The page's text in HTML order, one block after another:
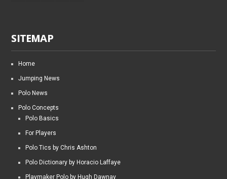
SITEMAP
Home
Jumping News
Polo News
Polo Concepts
Polo Basics
For Players
Polo Tics by Chris Ashton
Polo Dictionary by Horacio Laffaye
Playmaker Polo by Hugh Dawnay